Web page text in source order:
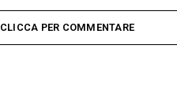
CLICCA PER COMMENTARE